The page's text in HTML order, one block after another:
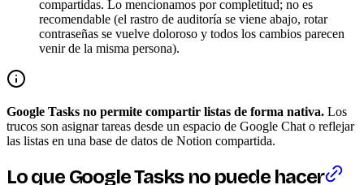
compartidas. Lo mencionamos por completitud; no es
recomendable (el rastro de auditoría se viene abajo, rotar
contraseñas se vuelve doloroso y todos los cambios parecen
venir de la misma persona).
Google Tasks no permite compartir listas de forma nativa. Los
trucos son asignar tareas desde un espacio de Google Chat o reflejar
las listas en una base de datos de Notion compartida.
Lo que Google Tasks no puede hacer